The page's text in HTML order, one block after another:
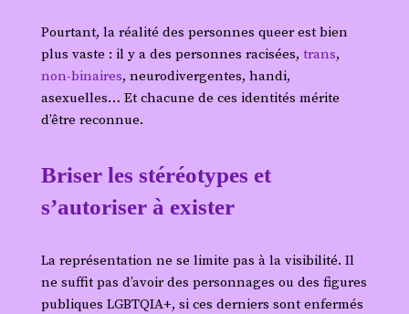
Pourtant, la réalité des personnes queer est bien
plus vaste : il y a des personnes racisées, trans,
non-binaires, neurodivergentes, handi,
asexuelles… Et chacune de ces identités mérite
d’être reconnue.
Briser les stéréotypes et
s’autoriser à exister
La représentation ne se limite pas à la visibilité. Il
ne suffit pas d’avoir des personnages ou des figures
publiques LGBTQIA+, si ces derniers sont enfermés